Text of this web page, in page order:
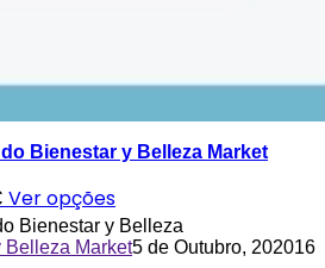
Bienestar y Belleza Market
Ver opções
Bienestar y Belleza
Belleza Market5 de Outubro, 202016